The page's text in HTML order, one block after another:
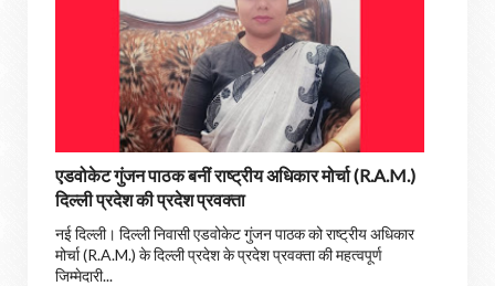
एडवोकेट गुंजन पाठक बनीं राष्ट्रीय अधिकार मोर्चा (R.A.M.)
दिल्ली प्रदेश की प्रदेश प्रवक्ता
नई दिल्ली। दिल्ली निवासी एडवोकेट गुंजन पाठक को राष्ट्रीय अधिकार
मोर्चा (R.A.M.) के दिल्ली प्रदेश के प्रदेश प्रवक्ता की महत्वपूर्ण
जिम्मेदारी...